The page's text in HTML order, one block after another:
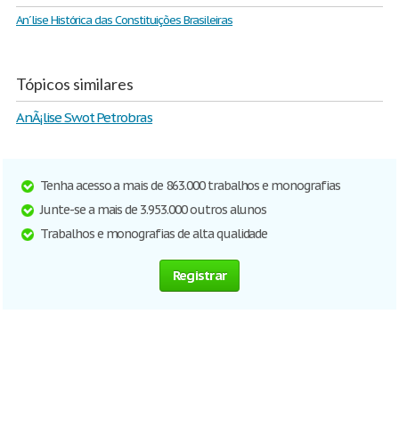
An´lise Histórica das Constituições Brasileiras
Tópicos similares
AnÃ¡lise Swot Petrobras
Tenha acesso a mais de 863.000 trabalhos e monografias
Junte-se a mais de 3.953.000 outros alunos
Trabalhos e monografias de alta qualidade
Registrar